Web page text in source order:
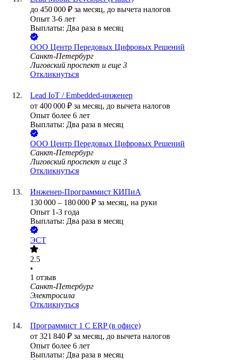
до 450 000 ₽ за месяц, до вычета налогов
Опыт 3-6 лет
Выплаты: Два раза в месяц
ООО Центр Передовых Цифровых Решений
Санкт-Петербург
Лиговский проспект и еще 3
Откликнуться
Lead IoT / Embedded-инженер
от 400 000 ₽ за месяц, до вычета налогов
Опыт более 6 лет
Выплаты: Два раза в месяц
ООО Центр Передовых Цифровых Решений
Санкт-Петербург
Лиговский проспект и еще 3
Откликнуться
Инженер-Программист КИПиА
130 000 – 180 000 ₽ за месяц, на руки
Опыт 1-3 года
Выплаты: Два раза в месяц
ЭСТ
2.5
•
1 отзыв
Санкт-Петербург
Электросила
Откликнуться
Программист 1 С ERP (в офисе)
от 321 840 ₽ за месяц, до вычета налогов
Опыт более 6 лет
Выплаты: Два раза в месяц